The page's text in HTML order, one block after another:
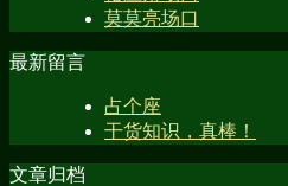
莫莫亮场口
最新留言
占个座
干货知识，真棒！
文章归档